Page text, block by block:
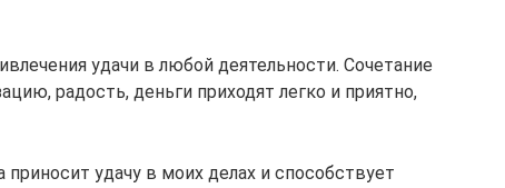
удачи в любой деятельности. Сочетание
радость, деньги приходят легко и приятно,
удачу в моих делах и способствует